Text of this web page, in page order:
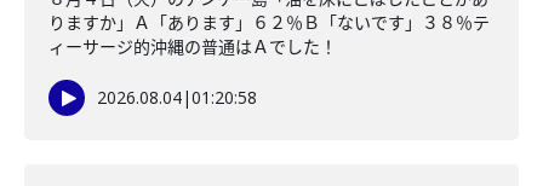
りますか」Ａ「あります」６２％Ｂ「ないです」３８％テ
ィーサージ的沖縄の普通はＡでした！
2026.08.04|01:20:58